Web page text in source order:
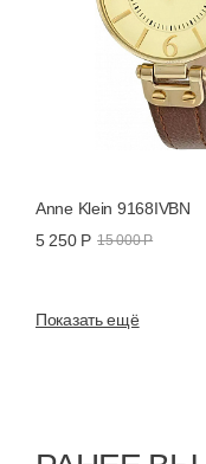
Anne Klein 9168IVBN
5 250 Р 15 000 Р
Показать ещё